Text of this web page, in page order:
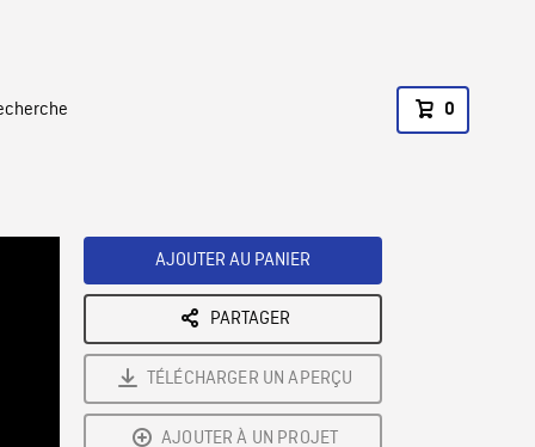
0
AJOUTER AU PANIER
PARTAGER
TÉLÉCHARGER UN APERÇU
AJOUTER À UN PROJET